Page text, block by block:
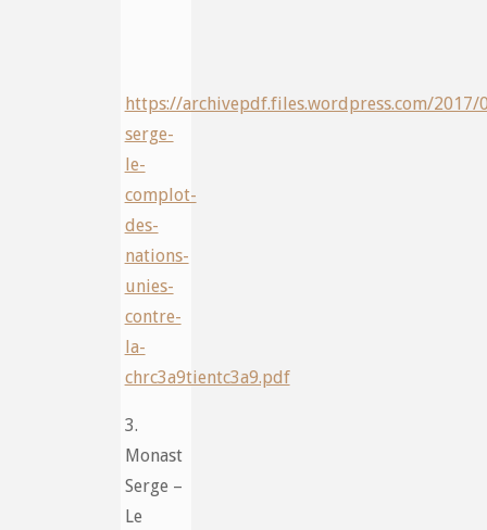
https://archivepdf.files.wordpress.com/2017/
serge-
le-
complot-
des-
nations-
unies-
contre-
la-
chrc3a9tientc3a9.pdf
3.
Monast
Serge –
Le